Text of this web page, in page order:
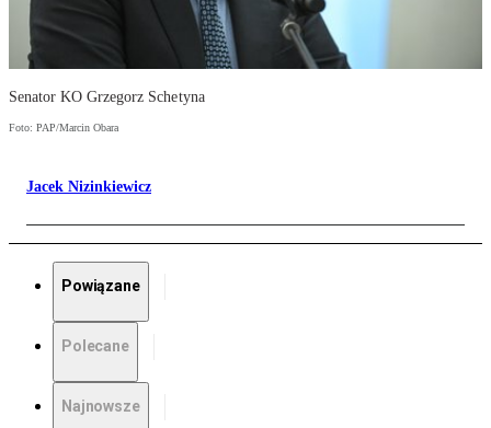
Senator KO Grzegorz Schetyna
Foto: PAP/Marcin Obara
Jacek Nizinkiewicz
Powiązane
Polecane
Najnowsze